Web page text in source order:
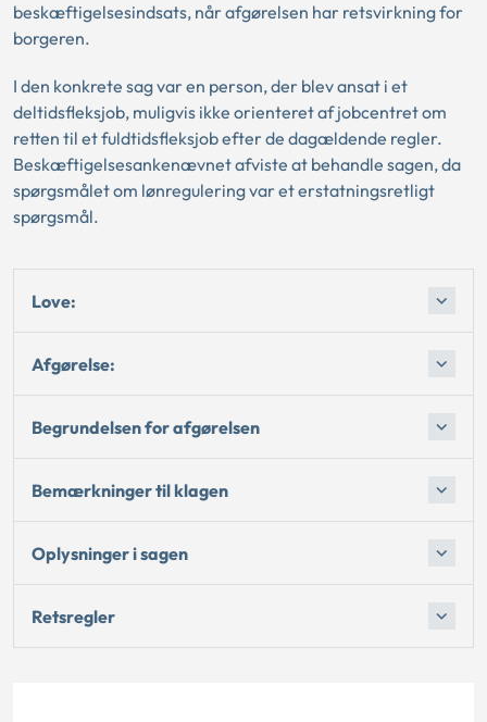
beskæftigelsesindsats, når afgørelsen har retsvirkning for
borgeren.
I den konkrete sag var en person, der blev ansat i et
deltidsfleksjob, muligvis ikke orienteret af jobcentret om
retten til et fuldtidsfleksjob efter de dagældende regler.
Beskæftigelsesankenævnet afviste at behandle sagen, da
spørgsmålet om lønregulering var et erstatningsretligt
spørgsmål.
Love:
Afgørelse:
Begrundelsen for afgørelsen
Bemærkninger til klagen
Oplysninger i sagen
Retsregler